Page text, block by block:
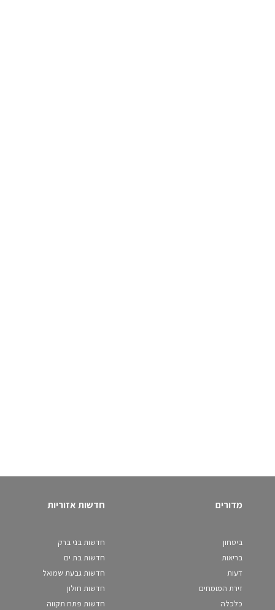
מדורים
ביטחון
בריאות
דעות
זירת המומחים
כלכלה
חדשות אזוריות
חדשות בני ברק
חדשות בת ים
חדשות גבעת שמואל
חדשות חולון
חדשות פתח תקווה